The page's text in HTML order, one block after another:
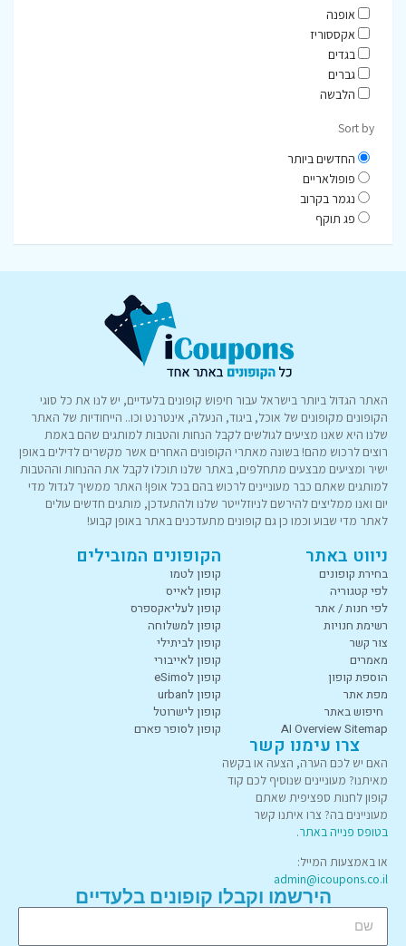
אופנה
אקססוריז
בגדים
גברים
הלבשה
Sort by
החדשים ביותר
פופולאריים
נגמר בקרוב
פג תוקף
האתר הגדול ביותר בישראל עבור חיפוש קופונים בלעדיים, יש לנו את כל סוגי
הקופונים מקופונים של אוכל, ביגוד, הנעלה, אינטרנט וכו.. הייחודיות של האתר
שלנו היא שאנו מציעים לגולשים לקבל הנחות והטבות למותגים שהם באמת
רוצים לרכוש מהם! בשונה מאתרי הקופונים האחרים אשר מקשרים לדילים באופן
ישיר ומציעים מבצעים מתחלפים, באתר שלנו תוכלו לקבל את ההנחות וההטבות
למותגים שאתם כבר מעוניינים לרכוש בהם בכל אופן! האתר ממשיך לגדול מדי
יום ואנו ממליצים להירשם לניוזלייטר שלנו ולהתעדכן, מותגים חדשים עולים
לאתר מדי שבוע וכמו כן גם קופונים מתעדכנים באתר באופן קבוע!
ניווט באתר
בחירת קופונים
לפי קטגוריה
לפי חנות / אתר
רשימת חנויות
צור קשר
מאמרים
הוספת קופון
מפת אתר
חיפוש באתר
AI Overview Sitemap
הקופונים המובילים
קופון לטמו
קופון לאייס
קופון לעליאקספרס
קופון למשלוחה
קופון לביתילי
קופון לאייבורי
קופון לeSimo
קופון לurban
קופון לישרוטל
קופון לסופר פארם
צרו עימנו קשר
האם יש לכם הערה, הצעה או בקשה
מאיתנו? מעוניינים שנוסיף לכם קוד
קופון לחנות ספציפית שאתם
מעוניינים בה? צרו איתנו קשר
בטופס פנייה באתר.
או באמצעות המייל:
admin@icoupons.co.il
הירשמו וקבלו קופונים בלעדיים